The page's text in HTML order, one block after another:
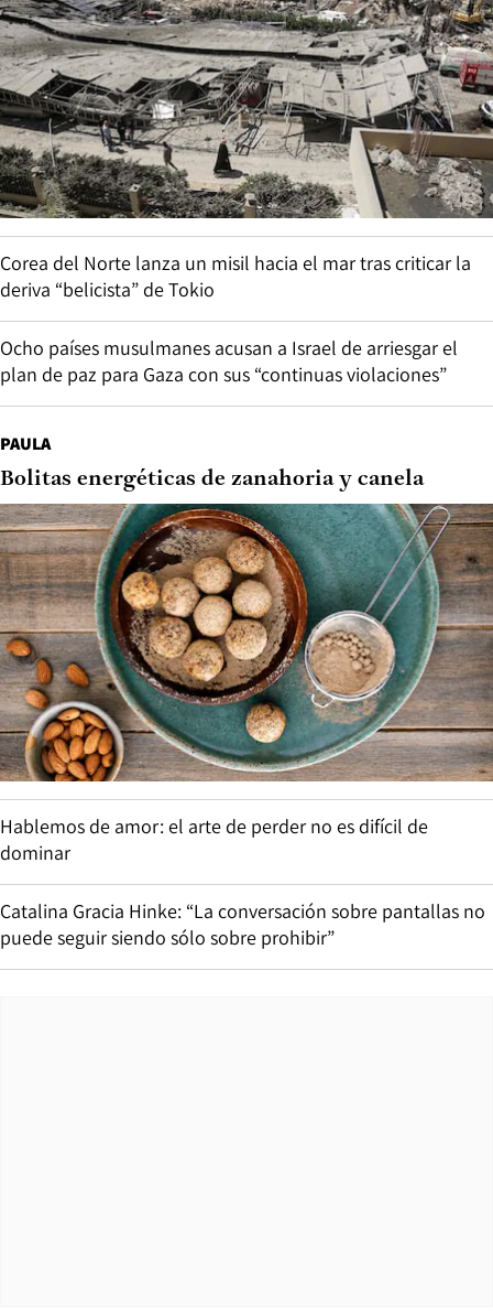
Corea del Norte lanza un misil hacia el mar tras criticar la
deriva “belicista” de Tokio
Ocho países musulmanes acusan a Israel de arriesgar el
plan de paz para Gaza con sus “continuas violaciones”
PAULA
Bolitas energéticas de zanahoria y canela
Hablemos de amor: el arte de perder no es difícil de
dominar
Catalina Gracia Hinke: “La conversación sobre pantallas no
puede seguir siendo sólo sobre prohibir”